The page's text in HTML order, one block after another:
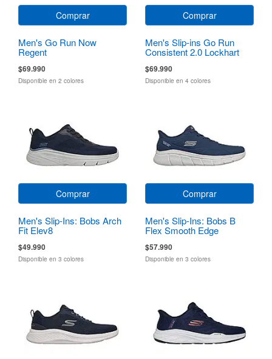
Comprar
Men's Go Run Now
Regent
$69.990
Disponible en 2 colores
Comprar
Men's Slip-ins Go Run
Consistent 2.0 Lockhart
$69.990
Disponible en 4 colores
Comprar
Men's Slip-Ins: Bobs Arch
Fit Elev8
$49.990
Disponible en 3 colores
Comprar
Men's Slip-Ins: Bobs B
Flex Smooth Edge
$57.990
Disponible en 3 colores